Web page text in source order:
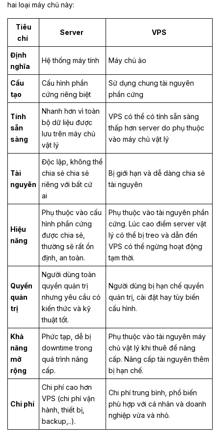
hai loại máy chủ này:
Tiêu
chí
Server VPS
Định
nghĩa
Hệ thống máy tính Máy chủ ảo
Cấu
tạo
Cấu hình phần
cứng riêng biệt
Sử dụng chung tài nguyên
phần cứng
Tính
sẵn
sàng
Nhanh hơn vì toàn
bộ dữ liệu được
lưu trên máy chủ
vật lý
VPS có thể có tính sẵn sàng
thấp hơn server do phụ thuộc
vào máy chủ vật lý
Tài
nguyên
Độc lập, không thể
chia sẻ chia sẻ
riêng với bất cứ
ai
Bị giới hạn và dễ dàng chia sẻ
tài nguyên
Hiệu
năng
Phụ thuộc vào cấu
hình phần cứng
được chia sẻ,
thường sẽ rất ổn
định, an toàn.
Phụ thuộc vào tài nguyên phần
cứng. Lúc cao điểm server vật
lý có thể bị treo và dẫn đến
VPS có thể ngừng hoạt động
tạm thời.
Quyền
quản
trị
Người dùng toàn
quyền quản trị
nhưng yêu cầu có
kiến thức và kỹ
thuật tốt.
Người dùng bị hạn chế quyền
quản trị, cài đặt hay tùy biến
cấu hình.
Khả
năng
mở
rộng
Phức tạp, dễ bị
downtime trong
quá trình nâng
cấp.
Phụ thuộc vào tài nguyên máy
chủ vật lý khi thuê để nâng
cấp. Nâng cấp tài nguyên thêm
bị hạn chế.
Chi phí
Chi phí cao hơn
VPS (chi phí vận
hành, thiết bị,
backup,..).
Chi phí trung bình, phổ biến
phù hợp với cá nhân và doanh
nghiệp vừa và nhỏ.